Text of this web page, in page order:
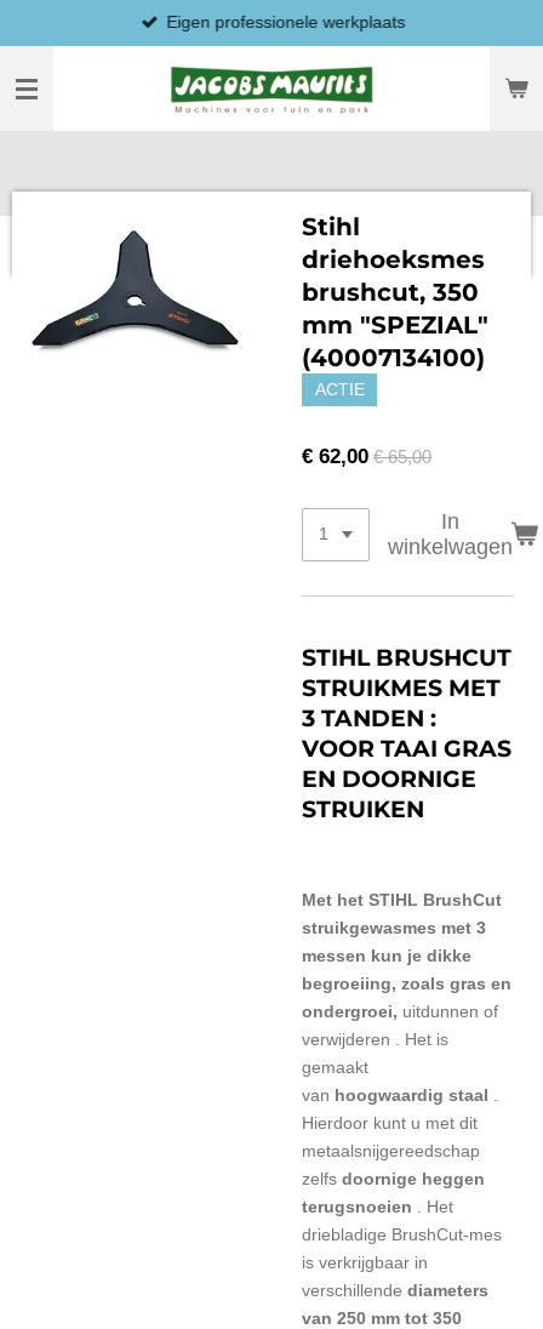
direct
naar
hoofdinhoud
Eigen professionele werkplaats
Stihl
driehoeksmes
brushcut, 350
mm "SPEZIAL"
(40007134100)
ACTIE
€ 62,00 € 65,00
In
winkelwagen
STIHL BRUSHCUT
STRUIKMES MET
3 TANDEN :
VOOR TAAI GRAS
EN DOORNIGE
STRUIKEN
Met het STIHL BrushCut
struikgewasmes met 3
messen kun je dikke
begroeiing, zoals gras en
ondergroei, uitdunnen of
verwijderen
. Het is
gemaakt
van hoogwaardig staal
Hierdoor kunt u met dit
metaalsnijgereedschap
zelfs doornige heggen
terugsnoeien
. Het
driebladige BrushCut-mes
is verkrijgbaar in
verschillende diameters
van 250 mm tot 350